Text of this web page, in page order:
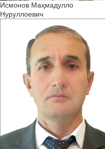
Исмонов Маҳмадулло
Нуруллоевич